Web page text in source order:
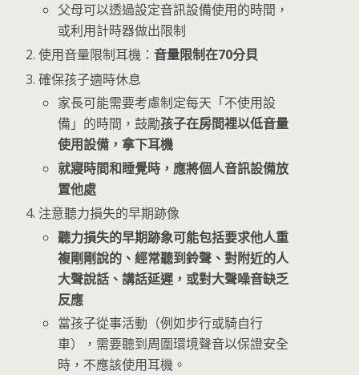
父母可以透過設定音訊設備使用的時間，
或利用計時器做出限制
使用音量限制耳機： 音量限制在70分貝
確保孩子適時休息
家長可能需要考慮制定每天「不使用設
備」的時間，鼓勵孩子在房間裡以低音量
使用設備，拿下耳機
就寢時間和睡覺時，應將個人音訊設備放
置他處
注意聽力損失的早期跡像
聽力損失的早期跡象可能包括要求他人重
複剛剛說的、經常聽到鈴聲、對附近的人
大聲說話、講話延遲，或對大聲噪音缺乏
反應
當孩子從事活動（例如步行或騎自行
車），需要聽到周圍環境聲音以保證安全
時，不應該使用耳機。